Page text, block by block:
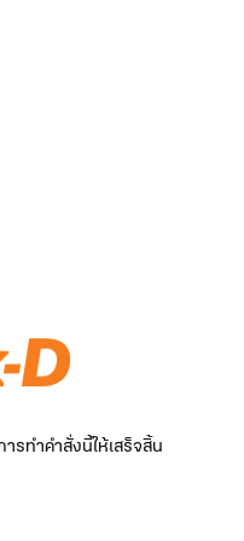
รทำคำสั่งนี้ให้เสร็จสิ้น